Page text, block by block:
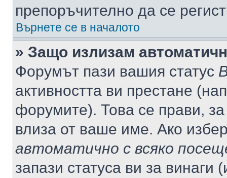
препоръчително да се
Върнете се в началото
» Защо излизам
Форумът пази вашия статус
активността ви престане
форумите). Това се прави,
влиза от ваше име. Ако
автоматично с всяко
запази статуса ви за винаги